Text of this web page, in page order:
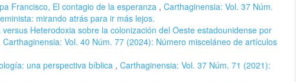
Francisco, El contagio de la esperanza , Carthaginensia: Vol. 37 Núm.
mirando atrás para ir más lejos.
versus Heterodoxia sobre la colonización del Oeste estadounidense por
Carthaginensia: Vol. 40 Núm. 77 (2024): Número misceláneo de artículos
una perspectiva bíblica , Carthaginensia: Vol. 37 Núm. 71 (2021):